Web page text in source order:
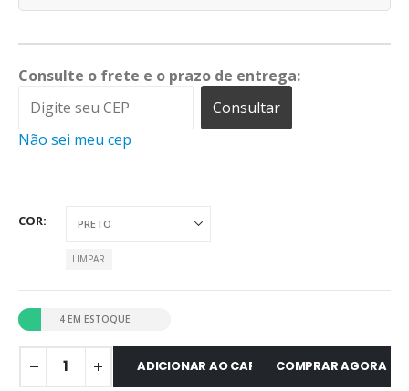
Consulte o frete e o prazo de entrega:
Consultar
Não sei meu cep
COR
LIMPAR
4 EM ESTOQUE
ADICIONAR AO CARRINHOCOMPRAR AGORA